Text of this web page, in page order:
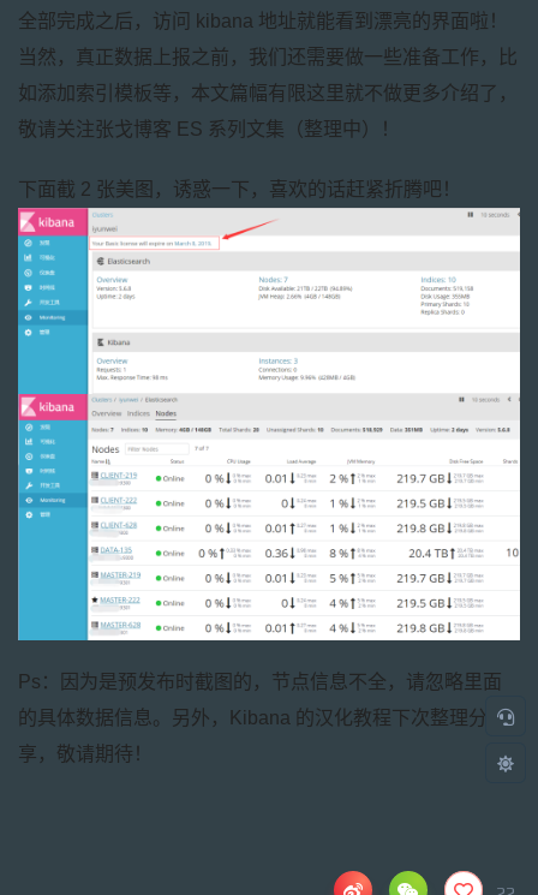
全部完成之后，访问 kibana 地址就能看到漂亮的界面啦！
当然，真正数据上报之前，我们还需要做一些准备工作，比
如添加索引模板等，本文篇幅有限这里就不做更多介绍了，
敬请关注张戈博客 ES 系列文集（整理中）！
下面截 2 张美图，诱惑一下，喜欢的话赶紧折腾吧！
Ps：因为是预发布时截图的，节点信息不全，请忽略里面
的具体数据信息。另外，Kibana 的汉化教程下次整理分
享，敬请期待！